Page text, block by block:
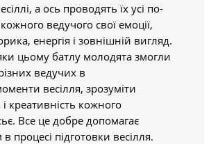
а ось проводять їх усі по-
ведучого свої емоції,
енергія і зовнішній вигляд.
цьому батлу молодята змогли
ведучих в
весілля, зрозуміти
і креативність кожного
Все це добре допомагає
процесі підготовки весілля.